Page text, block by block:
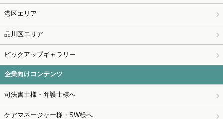
港区エリア
品川区エリア
ピックアップギャラリー
企業向けコンテンツ
司法書士様・弁護士様へ
ケアマネージャー様・SW様へ